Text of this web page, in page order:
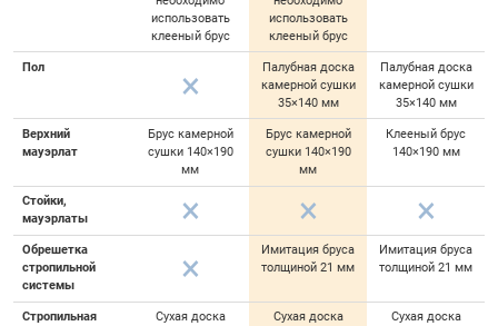
использовать
клееный брус
использовать
клееный брус
Пол
Палубная доска
камерной сушки
35×140 мм
Палубная доска
камерной сушки
35×140 мм
Верхний
мауэрлат
Брус камерной
сушки 140×190
мм
Брус камерной
сушки 140×190
мм
Клееный брус
140×190 мм
Стойки,
мауэрлаты
Обрешетка
стропильной
системы
Имитация бруса
толщиной 21 мм
Имитация бруса
толщиной 21 мм
Стропильная
Сухая доска
Сухая доска
Сухая доска